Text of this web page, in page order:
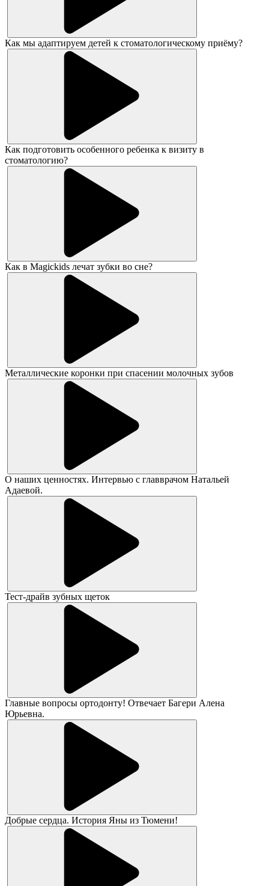
Как мы адаптируем детей к стоматологическому приёму?
Как подготовить особенного ребенка к визиту в
стоматологию?
Как в Magickids лечат зубки во сне?
Металлические коронки при спасении молочных зубов
О наших ценностях. Интервью с главврачом Натальей
Адаевой.
Тест-драйв зубных щеток
Главные вопросы ортодонту! Отвечает Багери Алена
Юрьевна.
Добрые сердца. История Яны из Тюмени!